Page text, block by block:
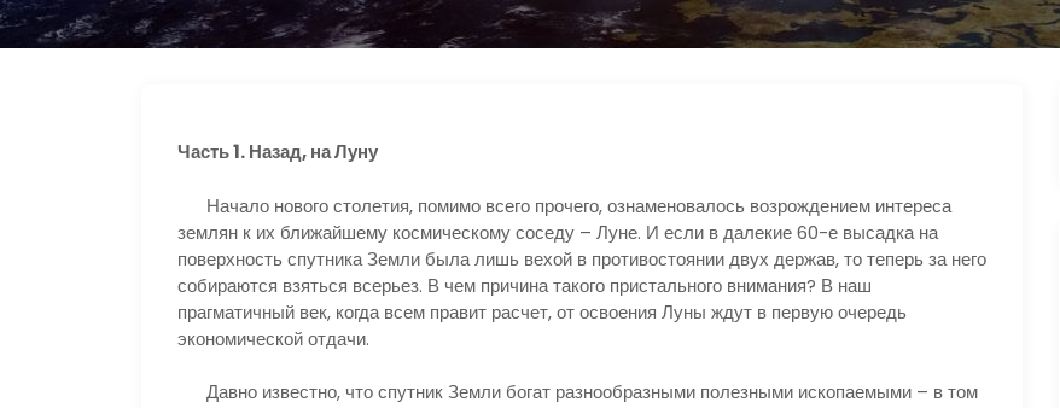
Часть 1. Назад, на Луну
Начало нового столетия, помимо всего прочего, ознаменовалось возрождением интереса
землян к их ближайшему космическому соседу – Луне. И если в далекие 60-е высадка на
поверхность спутника Земли была лишь вехой в противостоянии двух держав, то теперь за него
собираются взяться всерьез. В чем причина такого пристального внимания? В наш
прагматичный век, когда всем правит расчет, от освоения Луны ждут в первую очередь
экономической отдачи.
Давно известно, что спутник Земли богат разнообразными полезными ископаемыми – в том